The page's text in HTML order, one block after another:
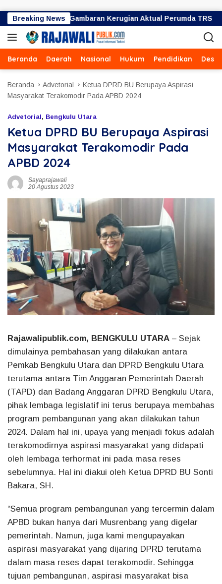
Breaking News
Bukan Gambaran Kerugian Aktual Perumda TRS
Beranda Daerah Nasional Hukum Pendidikan Desa
Beranda Advetorial
Ketua DPRD BU Berupaya Aspirasi
Masyarakat Terakomodir Pada APBD 2024
Advetorial, Bengkulu Utara
Ketua DPRD BU Berupaya Aspirasi
Masyarakat Terakomodir Pada
APBD 2024
Sayaprajawali
20 Agustus 2023
Rajawalipublik.com, BENGKULU UTARA – Sejak
dimulainya pembahasan yang dilakukan antara
Pemkab Bengkulu Utara dan DPRD Bengkulu Utara
terutama antara Tim Anggaran Pemerintah Daerah
(TAPD) dan Badang Anggaran DPRD Bengkulu Utara,
pihak lembaga legislatif ini terus berupaya membahas
program pembangunan yang akan dilakukan tahun
2024. Dalam hal ini, upaya yang menjadi fokus adalah
terakomodirnya aspirasi masyarakat yang didapati
oleh lembaga terhormat ini pada masa reses
sebelumnya. Hal ini diakui oleh Ketua DPRD BU Sonti
Bakara, SH.
“Semua program pembangunan yang tercermin dalam
APBD bukan hanya dari Musrenbang yang digelar
pemerintah. Namun, juga kami mengupayakan
aspirasi masyarakat yang dijaring DPRD terutama
dalam masa reses dapat terakomodir. Sehingga
tujuan pembangunan, aspirasi masyarakat bisa